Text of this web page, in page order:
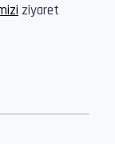
ziyaret